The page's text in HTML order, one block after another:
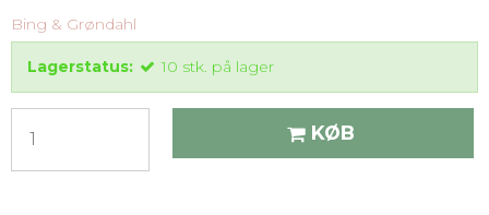
Bing & Grøndahl
Lagerstatus: 10 stk. på lager
KØB